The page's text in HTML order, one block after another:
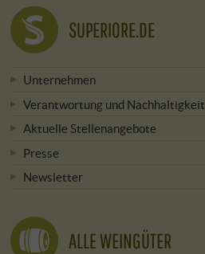
SUPERIORE.DE
Unternehmen
Verantwortung und Nachhaltigkeit
Aktuelle Stellenangebote
Presse
Newsletter
ALLE WEINGÜTER